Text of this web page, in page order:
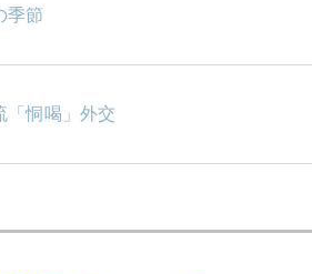
季節
「恫喝」外交